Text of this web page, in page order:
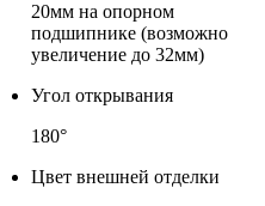
20мм на опорном
подшипнике (возможно
увеличение до 32мм)
Угол открывания
180°
Цвет внешней отделки